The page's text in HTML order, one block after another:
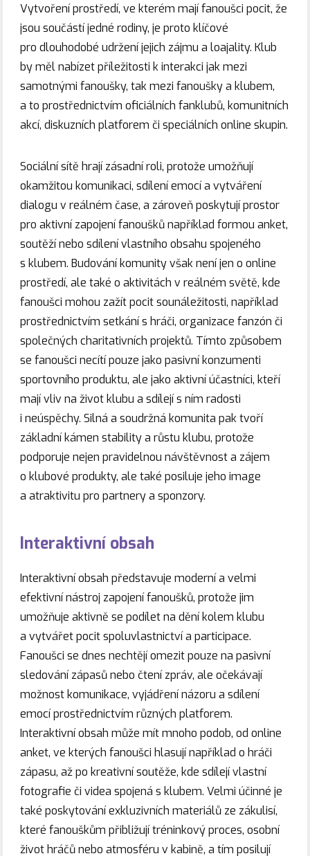
Vytvoření prostředí, ve kterém mají fanoušci pocit, že
jsou součástí jedné rodiny, je proto klíčové
pro dlouhodobé udržení jejich zájmu a loajality. Klub
by měl nabízet příležitosti k interakci jak mezi
samotnými fanoušky, tak mezi fanoušky a klubem,
a to prostřednictvím oficiálních fanklubů, komunitních
akcí, diskuzních platforem či speciálních online skupin.
Sociální sítě hrají zásadní roli, protože umožňují
okamžitou komunikaci, sdílení emocí a vytváření
dialogu v reálném čase, a zároveň poskytují prostor
pro aktivní zapojení fanoušků například formou anket,
soutěží nebo sdílení vlastního obsahu spojeného
s klubem. Budování komunity však není jen o online
prostředí, ale také o aktivitách v reálném světě, kde
fanoušci mohou zažít pocit sounáležitosti, například
prostřednictvím setkání s hráči, organizace fanzón či
společných charitativních projektů. Tímto způsobem
se fanoušci necítí pouze jako pasivní konzumenti
sportovního produktu, ale jako aktivní účastníci, kteří
mají vliv na život klubu a sdílejí s ním radosti
i neúspěchy. Silná a soudržná komunita pak tvoří
základní kámen stability a růstu klubu, protože
podporuje nejen pravidelnou návštěvnost a zájem
o klubové produkty, ale také posiluje jeho image
a atraktivitu pro partnery a sponzory.
Interaktivní obsah
Interaktivní obsah představuje moderní a velmi
efektivní nástroj zapojení fanoušků, protože jim
umožňuje aktivně se podílet na dění kolem klubu
a vytvářet pocit spoluvlastnictví a participace.
Fanoušci se dnes nechtějí omezit pouze na pasivní
sledování zápasů nebo čtení zpráv, ale očekávají
možnost komunikace, vyjádření názoru a sdílení
emocí prostřednictvím různých platforem.
Interaktivní obsah může mít mnoho podob, od online
anket, ve kterých fanoušci hlasují například o hráči
zápasu, až po kreativní soutěže, kde sdílejí vlastní
fotografie či videa spojená s klubem. Velmi účinné je
také poskytování exkluzivních materiálů ze zákulisí,
které fanouškům přibližují tréninkový proces, osobní
život hráčů nebo atmosféru v kabině, a tím posilují